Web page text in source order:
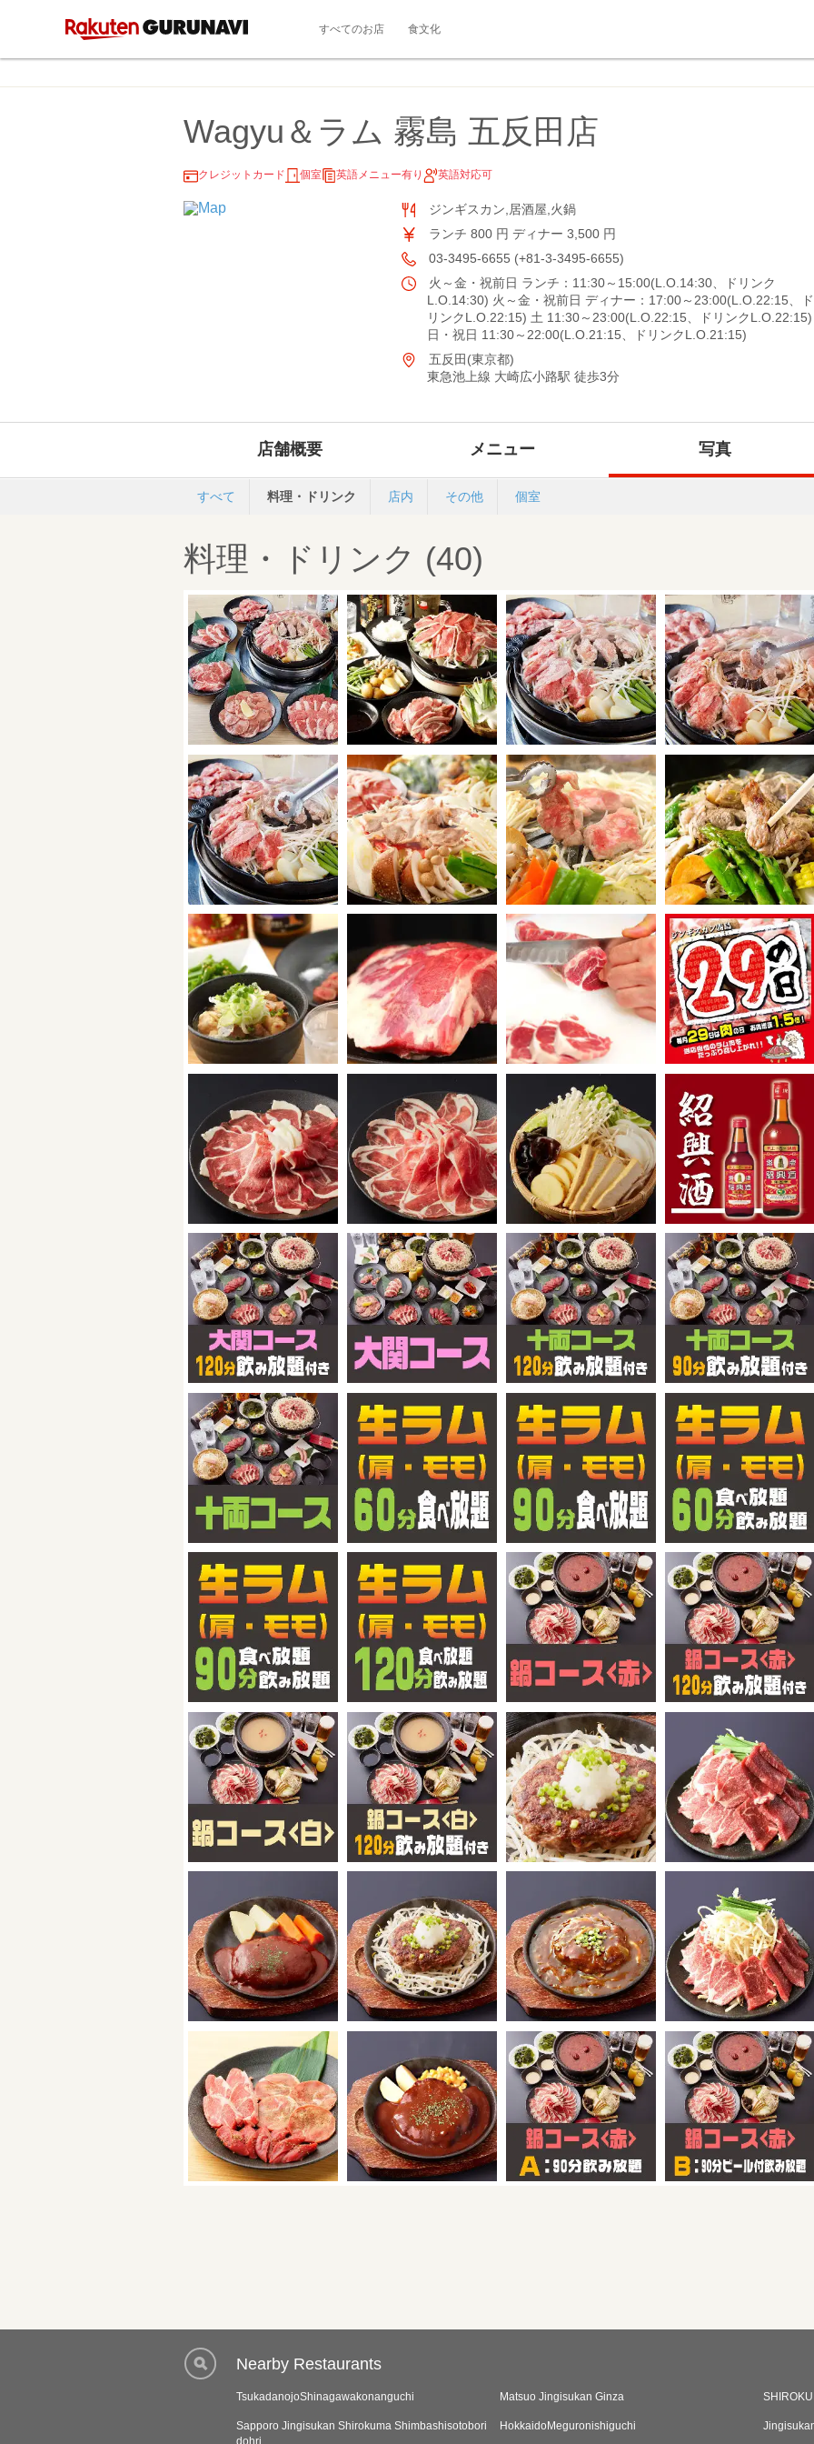
すべてのお店 食文化
Wagyu＆ラム 霧島 五反田店
クレジットカード 個室 英語メニュー有り 英語対応可
ジンギスカン,居酒屋,火鍋
ランチ 800 円 ディナー 3,500 円
03-3495-6655 (+81-3-3495-6655)
火～金・祝前日 ランチ：11:30～15:00(L.O.14:30、ドリンク
L.O.14:30) 火～金・祝前日 ディナー：17:00～23:00(L.O.22:15、ド
リンクL.O.22:15) 土 11:30～23:00(L.O.22:15、ドリンクL.O.22:15)
日・祝日 11:30～22:00(L.O.21:15、ドリンクL.O.21:15)
五反田(東京都)
東急池上線 大崎広小路駅 徒歩3分
店舗概要 メニュー 写真
すべて 料理・ドリンク 店内 その他 個室
料理・ドリンク (40)
Nearby Restaurants
TsukadanojoShinagawakonanguchi Matsuo Jingisukan Ginza
Sapporo Jingisukan Shirokuma Shimbashisotobori
dohri
HokkaidoMeguronishiguchi